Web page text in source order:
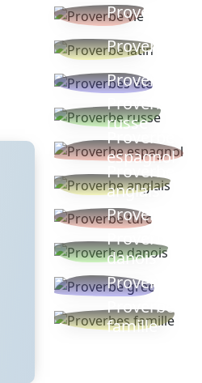
Proverbe vie
Proverbe latin
Proverbes ete
Proverbe
russe
Proverbe
espagnol
Proverbe
anglais
Proverbe turc
Proverbe
danois
Proverbe grec
Proverbes
famille